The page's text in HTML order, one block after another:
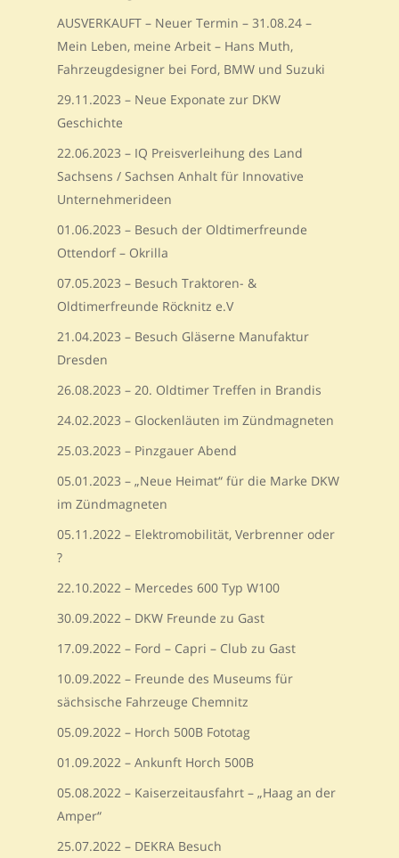
AUSVERKAUFT – Neuer Termin – 31.08.24 –
Mein Leben, meine Arbeit – Hans Muth,
Fahrzeugdesigner bei Ford, BMW und Suzuki
29.11.2023 – Neue Exponate zur DKW
Geschichte
22.06.2023 – IQ Preisverleihung des Land
Sachsens / Sachsen Anhalt für Innovative
Unternehmerideen
01.06.2023 – Besuch der Oldtimerfreunde
Ottendorf – Okrilla
07.05.2023 – Besuch Traktoren- &
Oldtimerfreunde Röcknitz e.V
21.04.2023 – Besuch Gläserne Manufaktur
Dresden
26.08.2023 – 20. Oldtimer Treffen in Brandis
24.02.2023 – Glockenläuten im Zündmagneten
25.03.2023 – Pinzgauer Abend
05.01.2023 – „Neue Heimat“ für die Marke DKW
im Zündmagneten
05.11.2022 – Elektromobilität, Verbrenner oder
?
22.10.2022 – Mercedes 600 Typ W100
30.09.2022 – DKW Freunde zu Gast
17.09.2022 – Ford – Capri – Club zu Gast
10.09.2022 – Freunde des Museums für
sächsische Fahrzeuge Chemnitz
05.09.2022 – Horch 500B Fototag
01.09.2022 – Ankunft Horch 500B
05.08.2022 – Kaiserzeitausfahrt – „Haag an der
Amper“
25.07.2022 – DEKRA Besuch